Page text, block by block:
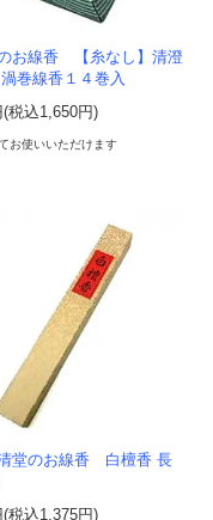
お線香 【糸なし】清澄
巻線香１４巻入
(税込1,650円)
お使いいただけます
堂のお線香 白檀香 長
(税込1,375円)